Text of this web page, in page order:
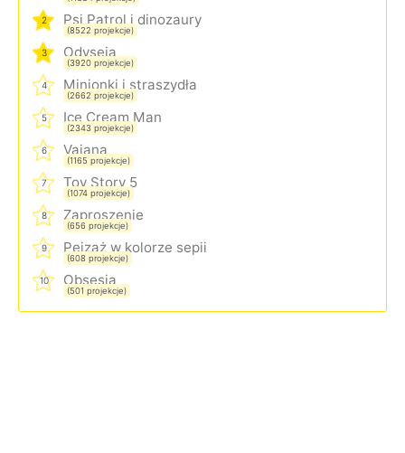
2 Psi Patrol i dinozaury
(8522 projekcje)
3 Odyseja
(3920 projekcje)
4 Minionki i straszydła
(2662 projekcje)
5 Ice Cream Man
(2343 projekcje)
6 Vaiana
(1165 projekcje)
7 Toy Story 5
(1074 projekcje)
8 Zaproszenie
(656 projekcje)
9 Pejzaż w kolorze sepii
(608 projekcje)
10 Obsesja
(501 projekcje)